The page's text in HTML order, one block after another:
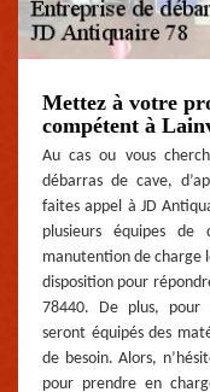
Mettez à votre
compétent à
Au cas ou vous
débarras de cave,
faites appel à JD
plusieurs équipes de
manutention de charge
disposition pour
78440. De plus, pour
seront équipés des
de besoin. Alors,
pour prendre en